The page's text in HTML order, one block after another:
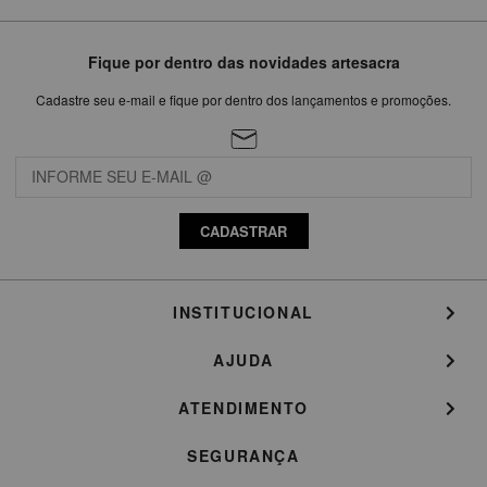
Fique por dentro das novidades artesacra
Cadastre seu e-mail e fique por dentro dos lançamentos e promoções.
CADASTRAR
INSTITUCIONAL
AJUDA
ATENDIMENTO
SEGURANÇA